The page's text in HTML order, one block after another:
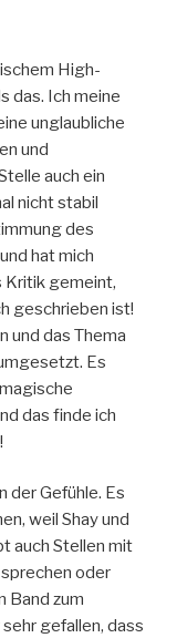
High-
das. Ich meine
unglaubliche
und
auch ein
nicht stabil
des
hat mich
Kritik gemeint,
geschrieben ist!
und das Thema
Es
das finde ich
der Gefühle. Es
weil Shay und
auch Stellen mit
oder
Band zum
gefallen, dass